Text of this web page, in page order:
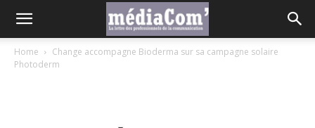
Home
Change accompagne Bioderma sur sa campagne solaire
Photoderm